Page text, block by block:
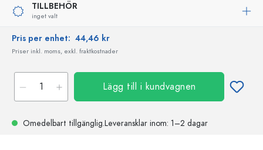
TILLBEHÖR
inget valt
Pris per enhet: 44,46 kr
Priser inkl. moms, exkl. fraktkostnader
Lägg till i kundvagnen
Omedelbart tillgänglig.Leveransklar inom: 1–2 dagar